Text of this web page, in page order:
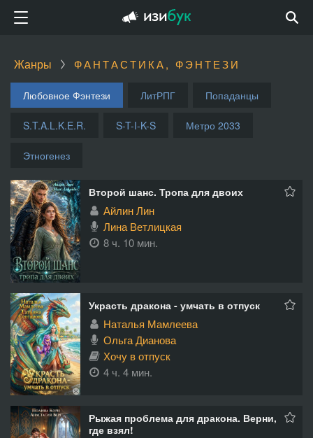
Жанры ФАНТАСТИКА, ФЭНТЕЗИ
Любовное Фэнтези ЛитРПГ Попаданцы
S.T.A.L.K.E.R. S-T-I-K-S Метро 2033
Этногенез
Второй шанс. Тропа для двоих
Айлин Лин
Лина Ветлицкая
8 ч. 10 мин.
Украсть дракона - умчать в отпуск
Наталья Мамлеева
Ольга Дианова
Хочу в отпуск
4 ч. 4 мин.
Рыжая проблема для дракона. Верни,
где взял!